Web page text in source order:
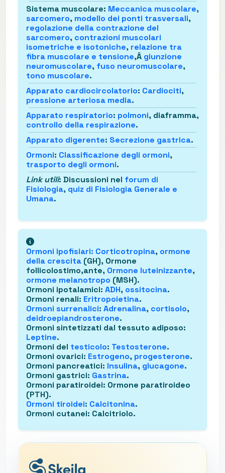
Sistema muscolare: Meccanica muscolare,
sarcomero, modello dei ponti trasversali,
regolazione della contrazione del
sarcomero, contrazioni muscolari
isometriche e isotoniche, relazione tra
fibra muscolare e tensione,Â giunzione
neuromuscolare, fuso neuromuscolare,
tono muscolare.
Apparato cardiocircolatorio: Cardiociti,
pressione arteriosa media.
Apparato respiratorio: polmoni, diaframma,
controllo della respirazione.
Apparato digerente: Secrezione gastrica.
Ormoni: Classificazione degli ormoni,
trasporto degli ormoni.
Link utili: Discussioni nel forum di
Fisiologia, quiz di Fisiologia Generale e
Umana.
Ormoni ipofisiari: Corticotropina, ormone
della crescita (GH), Ormone
follicolostimo,ante, Ormone luteinizzante,
ormone melanotropo (MSH).
Ormoni ipotalamici: ADH, ossitocina.
Ormoni renali: Eritropoietina.
Ormoni surrenalici: Adrenalina, cortisolo,
deidroepiandrosterone.
Ormoni sintetizzati dal tessuto adiposo:
Leptine.
Ormoni del testicolo: Testosterone.
Ormoni ovarici: Estrogeno, progesterone.
Ormoni pancreatici: Insulina, glucagone.
Ormoni gastrici: Gastrina.
Ormoni paratiroidei: Ormone paratiroideo
(PTH).
Ormoni tiroidei: Calcitonina.
Ormoni cutanei: Calcitriolo.